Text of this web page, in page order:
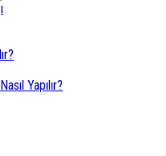
Yapılır?